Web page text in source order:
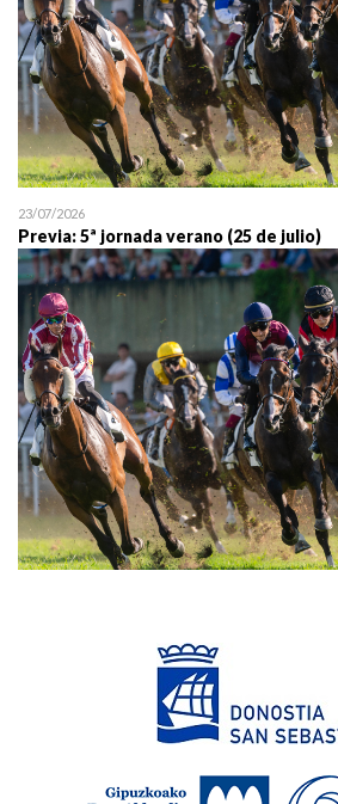
23/07/2026
Previa: 5ª jornada verano (25 de julio)